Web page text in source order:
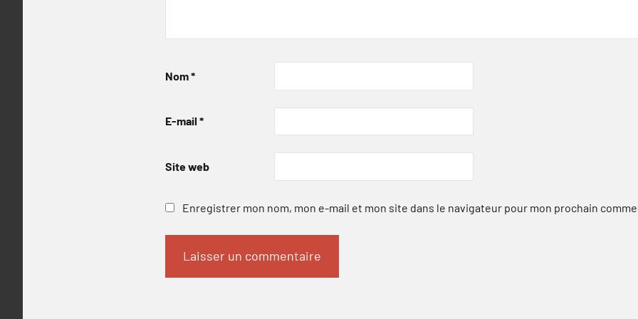
Nom*
E-mail *
Site web
Enregistrer mon nom, mon e-mail et mon site dans le navigateur pour mon prochain